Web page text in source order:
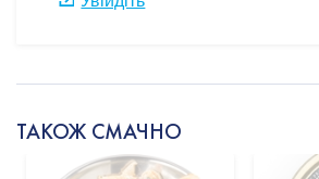
ТАКОЖ СМАЧНО